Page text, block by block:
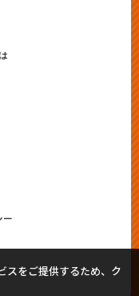
ー
スをご提供するため、ク